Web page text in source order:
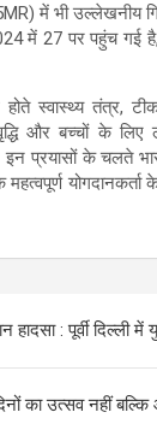
में भी उल्लेखनीय
में 27 पर पहुंच गई
स्वास्थ्य तंत्र,
और बच्चों के लिए
इन प्रयासों के चलते
हादसा : पूर्वी दिल्ली
का उत्सव नहीं